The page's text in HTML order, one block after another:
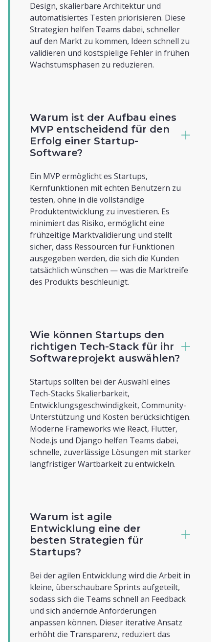
Design, skalierbare Architektur und
automatisiertes Testen priorisieren. Diese
Strategien helfen Teams dabei, schneller
auf den Markt zu kommen, Ideen schnell zu
validieren und kostspielige Fehler in frühen
Wachstumsphasen zu reduzieren.
Warum ist der Aufbau eines
MVP entscheidend für den
Erfolg einer Startup-
Software?
Ein MVP ermöglicht es Startups,
Kernfunktionen mit echten Benutzern zu
testen, ohne in die vollständige
Produktentwicklung zu investieren. Es
minimiert das Risiko, ermöglicht eine
frühzeitige Marktvalidierung und stellt
sicher, dass Ressourcen für Funktionen
ausgegeben werden, die sich die Kunden
tatsächlich wünschen — was die Marktreife
des Produkts beschleunigt.
Wie können Startups den
richtigen Tech-Stack für ihr
Softwareprojekt auswählen?
Startups sollten bei der Auswahl eines
Tech-Stacks Skalierbarkeit,
Entwicklungsgeschwindigkeit, Community-
Unterstützung und Kosten berücksichtigen.
Moderne Frameworks wie React, Flutter,
Node.js und Django helfen Teams dabei,
schnelle, zuverlässige Lösungen mit starker
langfristiger Wartbarkeit zu entwickeln.
Warum ist agile
Entwicklung eine der
besten Strategien für
Startups?
Bei der agilen Entwicklung wird die Arbeit in
kleine, überschaubare Sprints aufgeteilt,
sodass sich die Teams schnell an Feedback
und sich ändernde Anforderungen
anpassen können. Dieser iterative Ansatz
erhöht die Transparenz, reduziert das